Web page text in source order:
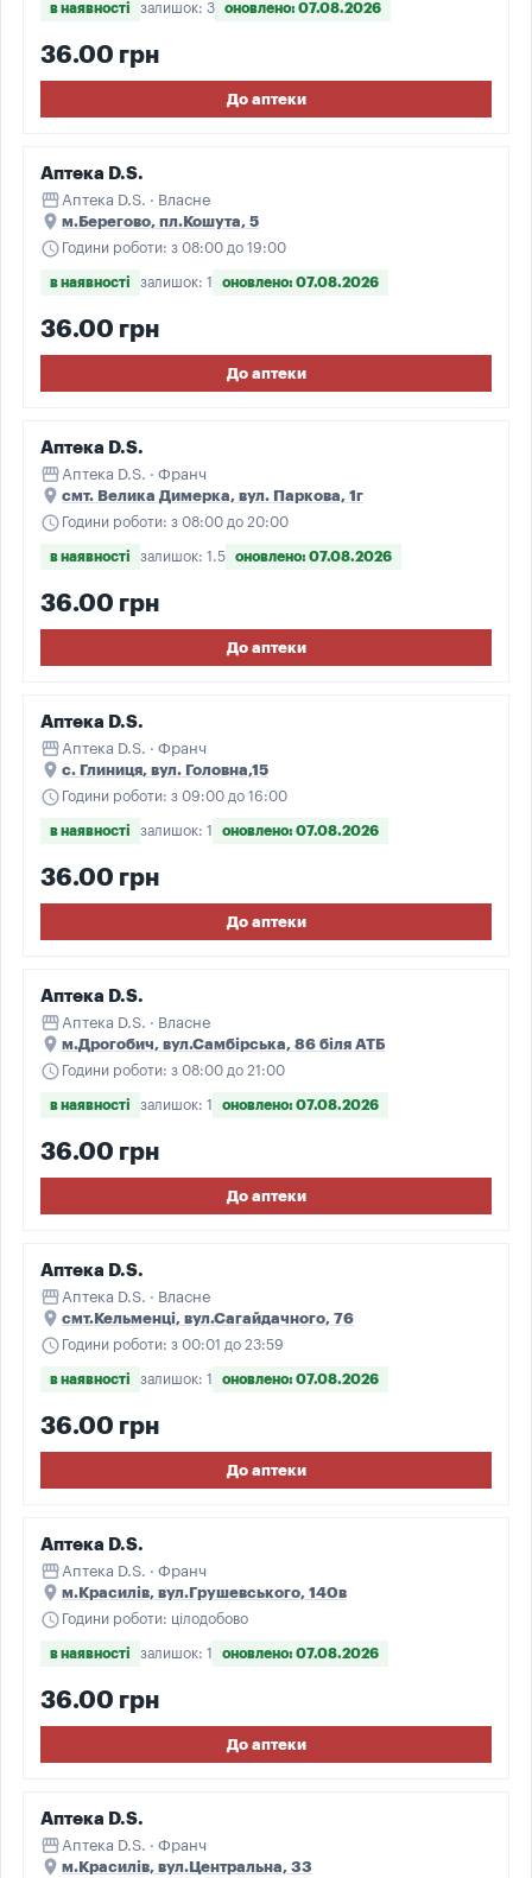
в наявності залишок: 3 оновлено: 07.08.2026
36.00 грн
До аптеки
Аптека D.S.
storefront Аптека D.S. · Власне
place м.Берегово, пл.Кошута, 5
schedule Години роботи: з 08:00 до 19:00
в наявності залишок: 1 оновлено: 07.08.2026
36.00 грн
До аптеки
Аптека D.S.
storefront Аптека D.S. · Франч
place смт. Велика Димерка, вул. Паркова, 1г
schedule Години роботи: з 08:00 до 20:00
в наявності залишок: 1.5 оновлено: 07.08.2026
36.00 грн
До аптеки
Аптека D.S.
storefront Аптека D.S. · Франч
place с. Глиниця, вул. Головна,15
schedule Години роботи: з 09:00 до 16:00
в наявності залишок: 1 оновлено: 07.08.2026
36.00 грн
До аптеки
Аптека D.S.
storefront Аптека D.S. · Власне
place м.Дрогобич, вул.Самбірська, 86 біля АТБ
schedule Години роботи: з 08:00 до 21:00
в наявності залишок: 1 оновлено: 07.08.2026
36.00 грн
До аптеки
Аптека D.S.
storefront Аптека D.S. · Власне
place смт.Кельменці, вул.Сагайдачного, 76
schedule Години роботи: з 00:01 до 23:59
в наявності залишок: 1 оновлено: 07.08.2026
36.00 грн
До аптеки
Аптека D.S.
storefront Аптека D.S. · Франч
place м.Красилів, вул.Грушевського, 140в
schedule Години роботи: цілодобово
в наявності залишок: 1 оновлено: 07.08.2026
36.00 грн
До аптеки
Аптека D.S.
storefront Аптека D.S. · Франч
place м.Красилів, вул.Центральна, 33